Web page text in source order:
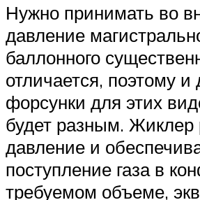
Нужно принимать во
давление
баллонного
отличается, поэтому и
форсунки для этих
будет разным. Жиклер
давление и
поступление газа в
требуемом объеме,